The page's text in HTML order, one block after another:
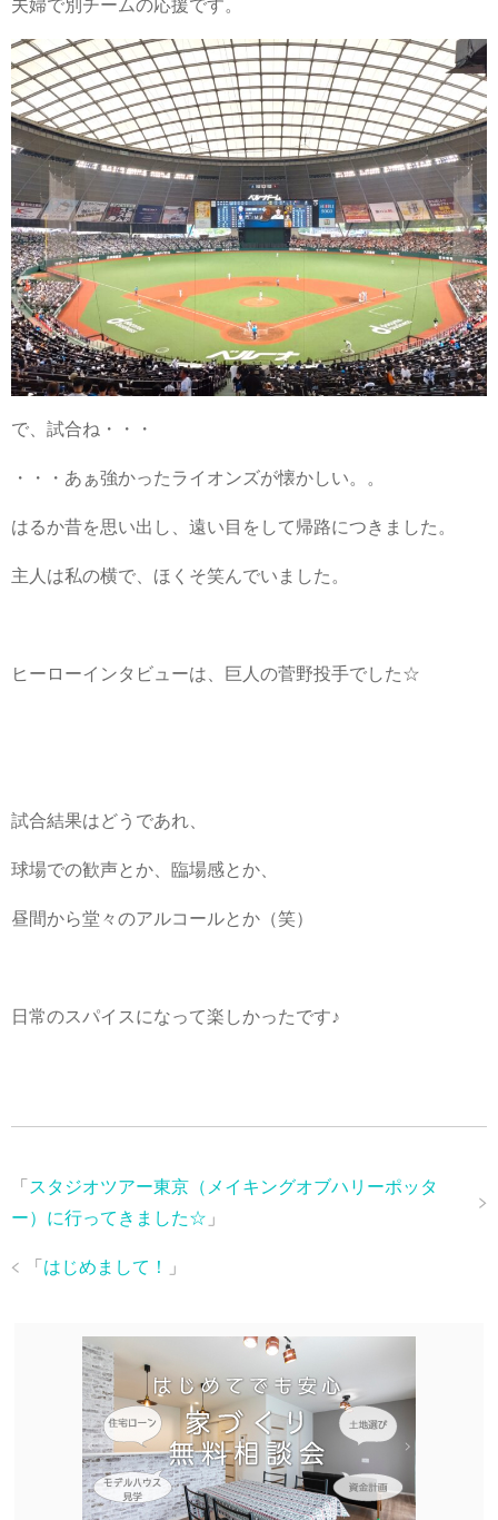
夫婦で別チームの応援です。
で、試合ね・・・
・・・あぁ強かったライオンズが懐かしい。。
はるか昔を思い出し、遠い目をして帰路につきました。
主人は私の横で、ほくそ笑んでいました。
ヒーローインタビューは、巨人の菅野投手でした☆
試合結果はどうであれ、
球場での歓声とか、臨場感とか、
昼間から堂々のアルコールとか（笑）
日常のスパイスになって楽しかったです♪
「 スタジオツアー東京（メイキングオブハリーポッタ
ー）に行ってきました☆ 」
「 はじめまして！ 」